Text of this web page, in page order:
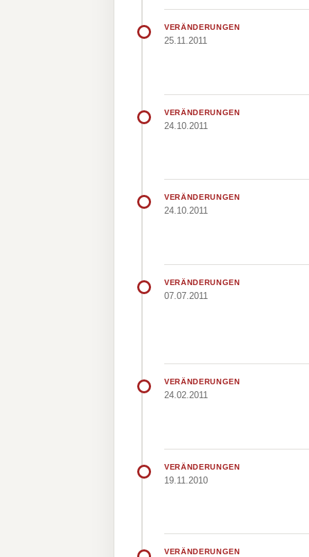
VERÄNDERUNGEN
25.11.2011
VERÄNDERUNGEN
24.10.2011
VERÄNDERUNGEN
24.10.2011
VERÄNDERUNGEN
07.07.2011
VERÄNDERUNGEN
24.02.2011
VERÄNDERUNGEN
19.11.2010
VERÄNDERUNGEN